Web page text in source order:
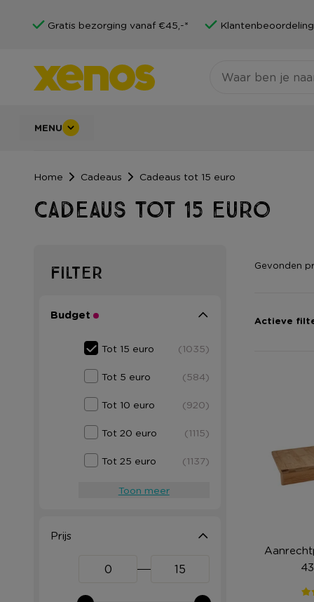
Gratis bezorging vanaf €45,-*
MENU
Home Cadeaus Cadeaus tot 15 euro
Cadeaus tot 15 euro
Filter
Budget
Tot 15 euro (1035)
Tot 5 euro (584)
Tot 10 euro (920)
Tot 20 euro (1115)
Tot 25 euro (1137)
Toon meer
Prijs
Gevonden
Actieve